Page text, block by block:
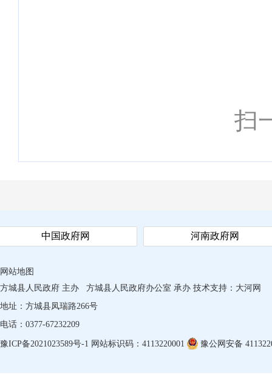
扫
中国政府网 河南政府网
网站地图
方城县人民政府 主办
方城县人民政府办公室 承办 技术支持： 大河网
地址：方城县凤瑞路266号
电话：0377-67232209
豫ICP备2021023589号-1 网站标识码：4113220001 豫公网安备